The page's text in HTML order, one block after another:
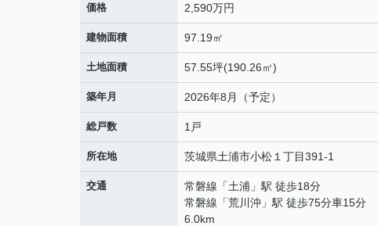
価格 2,590万円
建物面積 97.19㎡
土地面積 57.55坪(190.26㎡)
築年月 2026年8月（予定）
総戸数 1戸
所在地 茨城県土浦市小松 １丁目391-1
交通 常磐線 「土浦 」駅 徒歩18分
常磐線 「荒川沖 」駅 徒歩75分車15分
6.0km